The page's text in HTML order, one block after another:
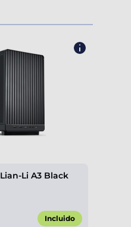
Lian-Li A3 Black
Incluido